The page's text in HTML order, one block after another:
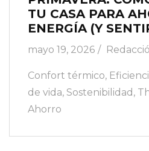
TU CASA PARA
ENERGÍA (Y
mayo 19, 2026
Confort térmico,
de vida, Sostenibilidad ,
Ahorro